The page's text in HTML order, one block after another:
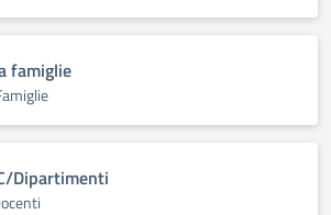
famiglie
Dipartimenti